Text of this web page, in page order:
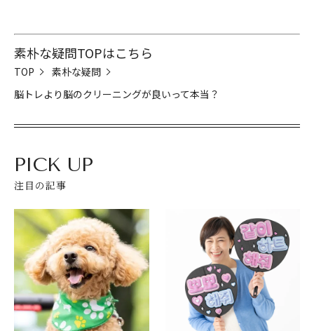
素朴な疑問TOPはこちら
TOP
素朴な疑問
脳トレより脳のクリーニングが良いって本当？
PICK UP
注目の記事